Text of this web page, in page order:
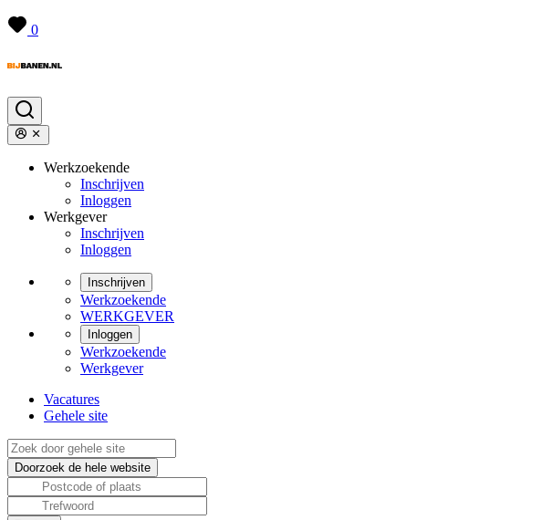
0
Werkzoekende
Inschrijven
Inloggen
Werkgever
Inschrijven
Inloggen
Inschrijven
Werkzoekende
WERKGEVER
Inloggen
Werkzoekende
Werkgever
Vacatures
Gehele site